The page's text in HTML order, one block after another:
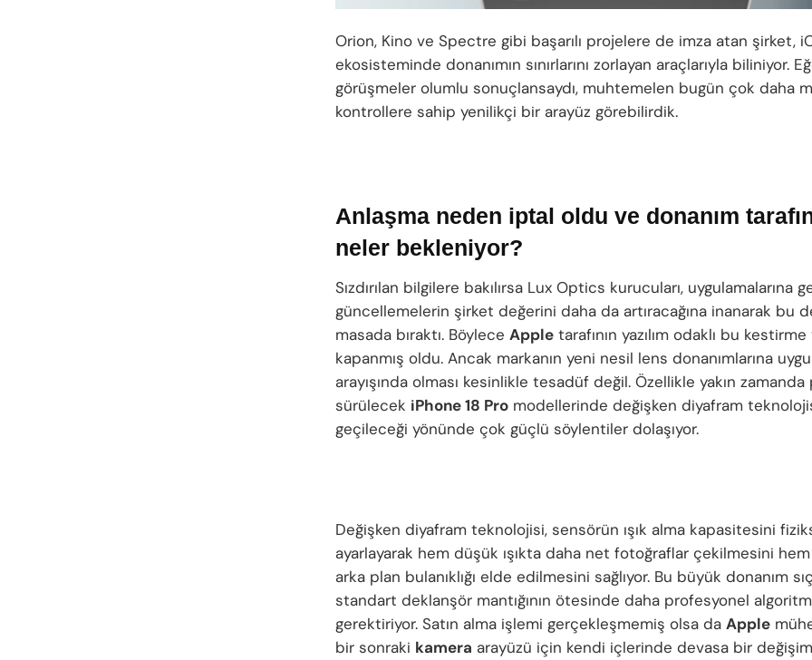
Orion, Kino ve Spectre gibi başarılı projelere de imza atan şirket,
ekosisteminde donanımın sınırlarını zorlayan araçlarıyla biliniyor.
görüşmeler olumlu sonuçlansaydı, muhtemelen bugün çok daha
kontrollere sahip yenilikçi bir arayüz görebilirdik.
Anlaşma neden iptal oldu ve donanım
neler bekleniyor?
Sızdırılan bilgilere bakılırsa Lux Optics kurucuları, uygulamalarına
güncellemelerin şirket değerini daha da artıracağına inanarak bu
masada bıraktı. Böylece Apple tarafının yazılım odaklı bu
kapanmış oldu. Ancak markanın yeni nesil lens donanımlarına
arayışında olması kesinlikle tesadüf değil. Özellikle yakın zamanda
sürülecek iPhone 18 Pro modellerinde değişken diyafram
geçileceği yönünde çok güçlü söylentiler dolaşıyor.
Değişken diyafram teknolojisi, sensörün ışık alma kapasitesini
ayarlayarak hem düşük ışıkta daha net fotoğraflar çekilmesini
arka plan bulanıklığı elde edilmesini sağlıyor. Bu büyük donanım
standart deklanşör mantığının ötesinde daha profesyonel
gerektiriyor. Satın alma işlemi gerçekleşmemiş olsa da Apple
bir sonraki kamera arayüzü için kendi içlerinde devasa bir